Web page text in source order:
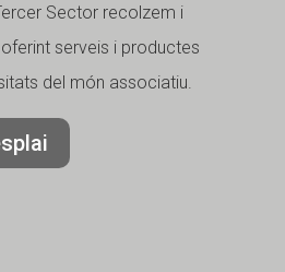
Sector recolzem i
serveis i productes
del món associatiu.